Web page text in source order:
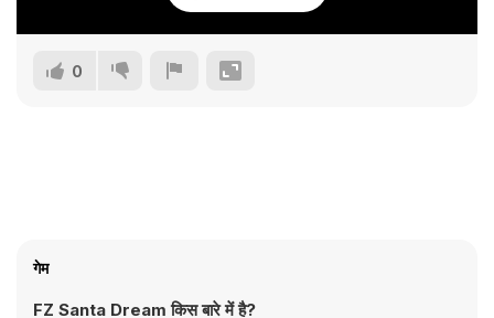
0
गेम
FZ Santa Dream किस बारे में है?